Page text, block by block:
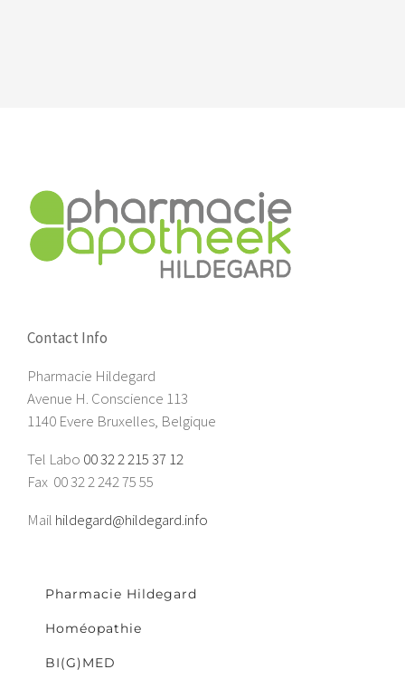
Contact Info
Pharmacie Hildegard
Avenue H. Conscience 113
1140 Evere Bruxelles, Belgique
Tel Labo 00 32 2 215 37 12
Fax 00 32 2 242 75 55
Mail hildegard@hildegard.info
Pharmacie Hildegard
Homéopathie
BI(G)MED